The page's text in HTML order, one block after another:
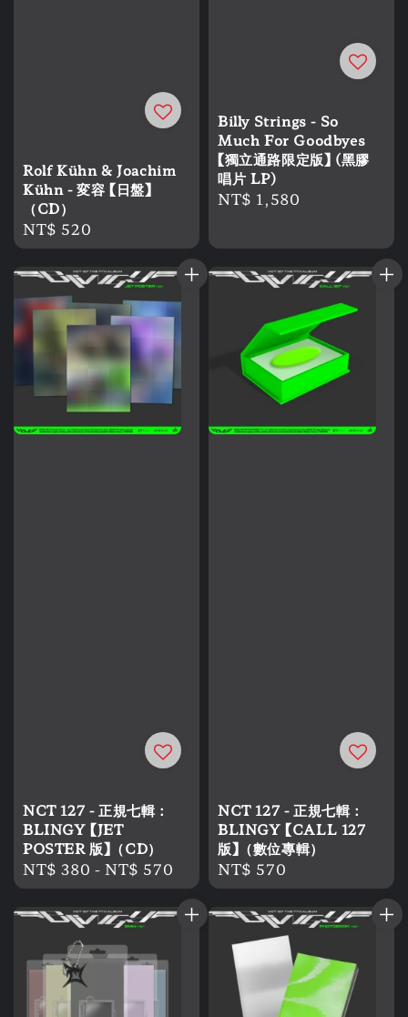
Rolf Kühn & Joachim
Kühn - 変容 【日盤】
（CD）
Regular
price
NT$ 520
Billy Strings - So
Much For Goodbyes
【獨立通路限定版】 (黑膠
唱片 LP)
Regular
NT$ 1,580
NCT 127 - 正規七輯：
BLINGY 【JET
POSTER 版】（CD）
Regular
price
NT$ 380 -NT$ 570
NCT 127 - 正規七輯：
BLINGY 【CALL 127
版】（數位專輯）
Regular
price
NT$ 570